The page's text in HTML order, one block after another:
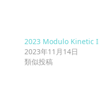
2023 Modulo Kinetic
2023年11月14日
類似投稿